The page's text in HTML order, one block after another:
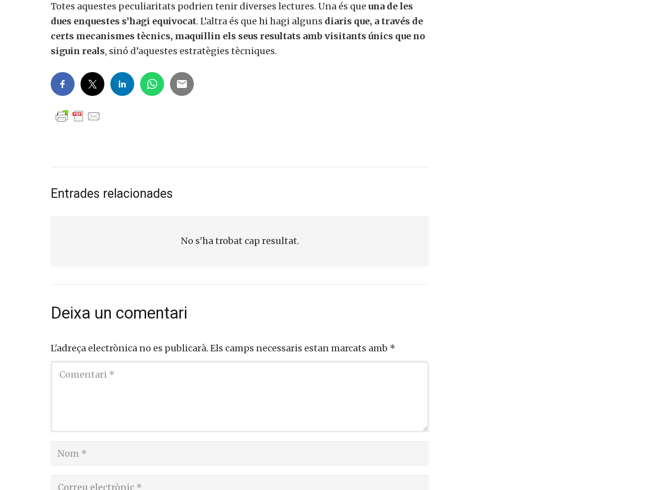
Totes aquestes peculiaritats podrien tenir diverses lectures. Una és que una de les
dues enquestes s’hagi equivocat. L’altra és que hi hagi alguns diaris que, a través de
certs mecanismes tècnics, maquillin els seus resultats amb visitants únics que no
siguin reals, sinó d’aquestes estratègies tècniques.
Entrades relacionades
No s'ha trobat cap resultat.
Deixa un comentari
L'adreça electrònica no es publicarà. Els camps necessaris estan marcats amb *